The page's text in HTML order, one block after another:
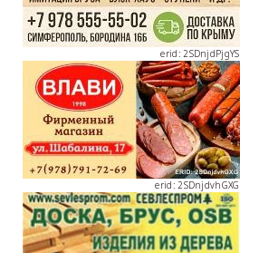
erid: 2SDnjdPjgYS
erid: 2SDnjdvhGXG